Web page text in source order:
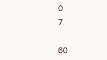
0
7
60